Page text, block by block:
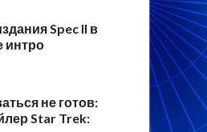
Spec II в
интро
не готов:
Star Trek: